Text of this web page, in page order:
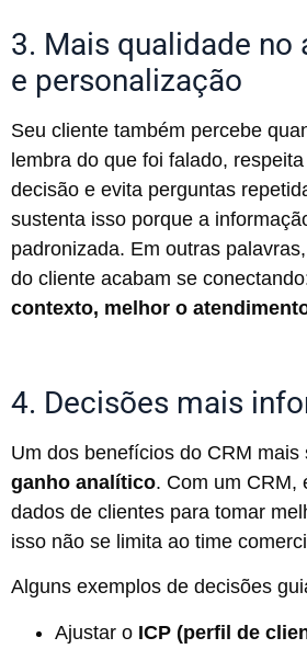
3. Mais qualidade no
e personalização
Seu cliente também percebe
lembra do que foi falado,
decisão e evita perguntas
sustenta isso porque a
padronizada. Em outras
do cliente acabam se
contexto, melhor o
4. Decisões mais
Um dos benefícios do CRM mais
ganho analítico. Com um CRM,
dados de clientes para tomar
isso não se limita ao time
Alguns exemplos de decisões
Ajustar o ICP (perfil de